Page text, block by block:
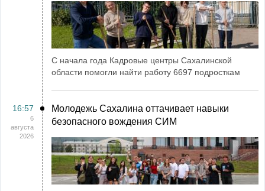
С начала года Кадровые центры Сахалинской
области помогли найти работу 6697 подросткам
16:57
6
августа
2026
Молодежь Сахалина оттачивает навыки
безопасного вождения СИМ